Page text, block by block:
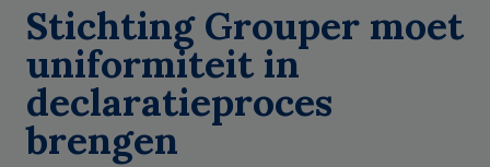
Stichting Grouper moet
uniformiteit in
declaratieproces
brengen